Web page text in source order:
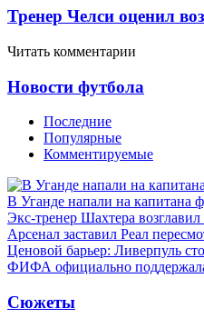
Тренер Челси оценил
Читать комментарии
Новости футбола
Последние
Популярные
Комментируемые
В Уганде напали на капитана
Экс-тренер Шахтера
Арсенал заставил Реал
Ценовой барьер: Ливерпуль
ФИФА официально
Сюжеты